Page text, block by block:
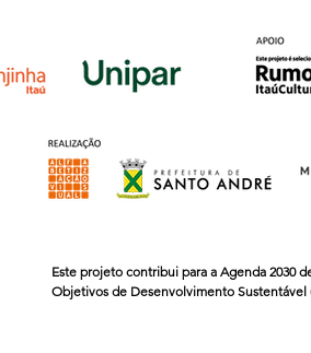
Este projeto contribui para a Agenda 2030
Objetivos de Desenvolvimento Sustentável